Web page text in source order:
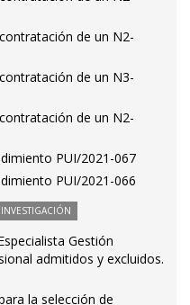
de un N2-
de un N3-
de un N2-
PUI/2021-067
PUI/2021-066
Gestión
admitidos y excluidos.
la selección de